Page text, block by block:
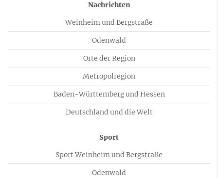
Nachrichten
Weinheim und Bergstraße
Odenwald
Orte der Region
Metropolregion
Baden-Württemberg und Hessen
Deutschland und die Welt
Sport
Sport Weinheim und Bergstraße
Odenwald